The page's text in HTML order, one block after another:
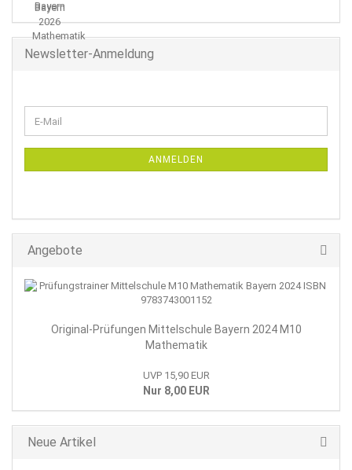
Newsletter-Anmeldung
ZUR
E-
Mail
ANMELDEN
Angebote
Original-Prüfungen Mittelschule Bayern 2024 M10
Mathematik
UVP 15,90 EUR
Nur 8,00 EUR
Neue Artikel